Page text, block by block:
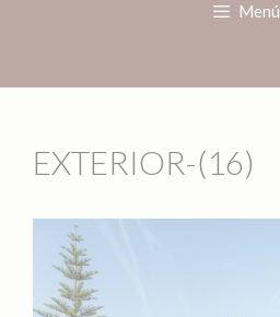
Menú
EXTERIOR-(16)